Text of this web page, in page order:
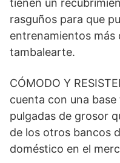
tienen un
rasguños para que
entrenamientos más
tambalearte.
CÓMODO Y
cuenta con una
pulgadas de grosor
de los otros bancos
doméstico en el